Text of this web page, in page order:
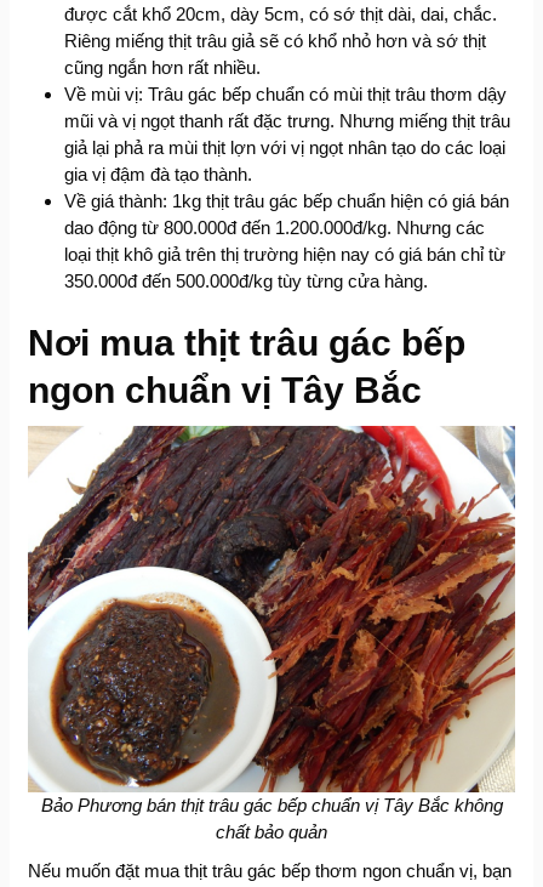
được cắt khổ 20cm, dày 5cm, có sớ thịt dài, dai, chắc.
Riêng miếng thịt trâu giả sẽ có khổ nhỏ hơn và sớ thịt
cũng ngắn hơn rất nhiều.
Về mùi vị: Trâu gác bếp chuẩn có mùi thịt trâu thơm dậy
mũi và vị ngọt thanh rất đặc trưng. Nhưng miếng thịt trâu
giả lại phả ra mùi thịt lợn với vị ngọt nhân tạo do các loại
gia vị đậm đà tạo thành.
Về giá thành: 1kg thịt trâu gác bếp chuẩn hiện có giá bán
dao động từ 800.000đ đến 1.200.000đ/kg. Nhưng các
loại thịt khô giả trên thị trường hiện nay có giá bán chỉ từ
350.000đ đến 500.000đ/kg tùy từng cửa hàng.
Nơi mua thịt trâu gác bếp
ngon chuẩn vị Tây Bắc
Bảo Phương bán thịt trâu gác bếp chuẩn vị Tây Bắc không
chất bảo quản
Nếu muốn đặt mua thịt trâu gác bếp thơm ngon chuẩn vị, bạn